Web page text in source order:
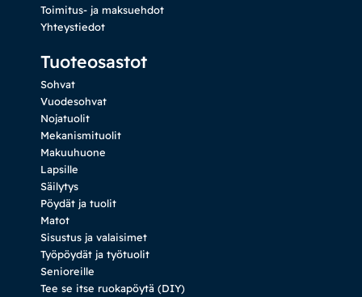
Toimitus- ja maksuehdot
Yhteystiedot
Tuoteosastot
Sohvat
Vuodesohvat
Nojatuolit
Mekanismituolit
Makuuhuone
Lapsille
Säilytys
Pöydät ja tuolit
Matot
Sisustus ja valaisimet
Työpöydät ja työtuolit
Senioreille
Tee se itse ruokapöytä (DIY)